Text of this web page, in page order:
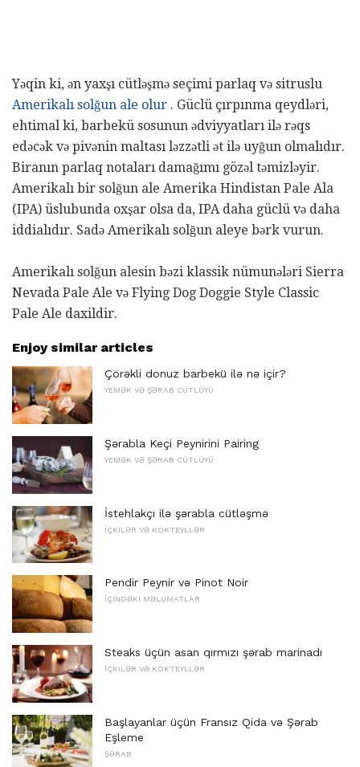
Yəqin ki, ən yaxşı cütləşmə seçimi parlaq və sitruslu
Amerikalı solğun ale olur . Güclü çırpınma qeydləri,
ehtimal ki, barbekü sosunun ədviyyatları ilə rəqs
edəcək və pivənin maltası ləzzətli ət ilə uyğun olmalıdır.
Biranın parlaq notaları damağımı gözəl təmizləyir.
Amerikalı bir solğun ale Amerika Hindistan Pale Ala
(IPA) üslubunda oxşar olsa da, IPA daha güclü və daha
iddialıdır. Sadə Amerikalı solğun aleye bərk vurun.
Amerikalı solğun alesin bəzi klassik nümunələri Sierra
Nevada Pale Ale və Flying Dog Doggie Style Classic
Pale Ale daxildir.
Enjoy similar articles
Çörəkli donuz barbekü ilə nə içir?
YEMƏK VƏ ŞƏRAB CÜTLÜYÜ
Şərabla Keçi Peynirini Pairing
YEMƏK VƏ ŞƏRAB CÜTLÜYÜ
İstehlakçı ilə şərabla cütləşmə
İÇKILƏR VƏ KOKTEYLLƏR
Pendir Peynir və Pinot Noir
İÇINDƏKI MƏLUMATLAR
Steaks üçün asan qırmızı şərab marinadı
İÇKILƏR VƏ KOKTEYLLƏR
Başlayanlar üçün Fransız Qida və Şərab
Eşleme
ŞƏRAB